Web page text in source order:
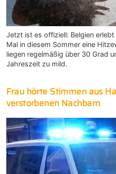
Jetzt ist es offiziell: Belgien
Mal in diesem Sommer eine
liegen regelmäßig über 30 Grad
Jahreszeit zu mild.
Frau hörte Stimmen aus
verstorbenen Nachbarn